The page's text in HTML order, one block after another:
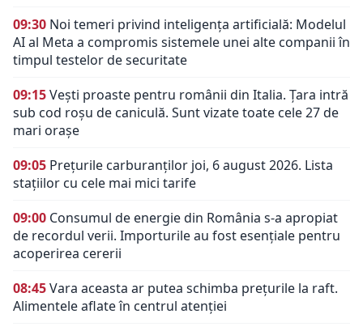
09:30 Noi temeri privind inteligența artificială: Modelul
AI al Meta a compromis sistemele unei alte companii în
timpul testelor de securitate
09:15Vești proaste pentru românii din Italia. Țara intră
sub cod roșu de caniculă. Sunt vizate toate cele 27 de
mari orașe
09:05 Prețurile carburanților joi, 6 august 2026. Lista
stațiilor cu cele mai mici tarife
09:00 Consumul de energie din România s-a apropiat
de recordul verii. Importurile au fost esențiale pentru
acoperirea cererii
08:45Vara aceasta ar putea schimba prețurile la raft.
Alimentele aflate în centrul atenției